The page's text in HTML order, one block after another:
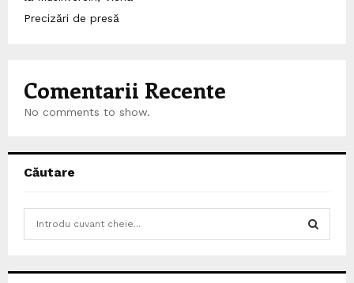
Precizări de presă
Comentarii Recente
No comments to show.
Căutare